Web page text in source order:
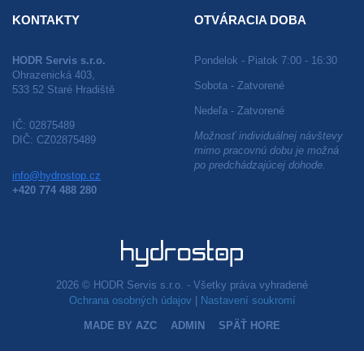
KONTAKTY
HODR Servis s.r.o.
Ohrazenická 403,
533 52 Staré Hradiště
IČ: 02875489
DIČ: CZ02875489
info@hydrostop.cz
+420 774 488 280
OTVÁRACIA DOBA
Pondelok - Piatok 7:00 - 16:30
Sobota - Zatvorené
Nedeľa - Zatvorené
Možnosť individuálnej návštevy
mimo pracovnú dobu je možná
po predchádzajúcej dohode.
2026 © HODR Servis s.r.o. - Všetky práva vyhradené
Ochrana osobných údajov
Nastavení soukromí
MADE BY AZC ADMIN SPÄŤ HORE